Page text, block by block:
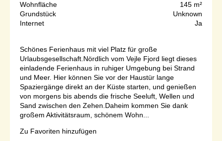
Wohnfläche
145 m²
Grundstück
Unknown
Internet
Ja
Schönes Ferienhaus mit viel Platz für große
Urlaubsgesellschaft.Nördlich vom Vejle Fjord liegt dieses
einladende Ferienhaus in ruhiger Umgebung bei Strand
und Meer. Hier können Sie vor der Haustür lange
Spaziergänge direkt an der Küste starten, und genießen
von morgens bis abends die frische Seeluft, Wellen und
Sand zwischen den Zehen.Daheim kommen Sie dank
großem Aktivitätsraum, schönem Wohn...
Zu Favoriten hinzufügen